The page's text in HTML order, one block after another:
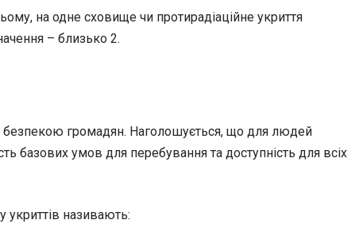
на одне сховище чи протирадіаційне укриття
– близько 2.
безпекою громадян. Наголошується, що для людей
базових умов для перебування та доступність для всіх
укриттів називають: